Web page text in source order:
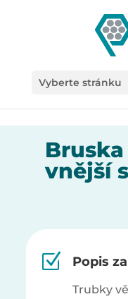
Vyberte stránku
vnější
Z Popis
Trubky